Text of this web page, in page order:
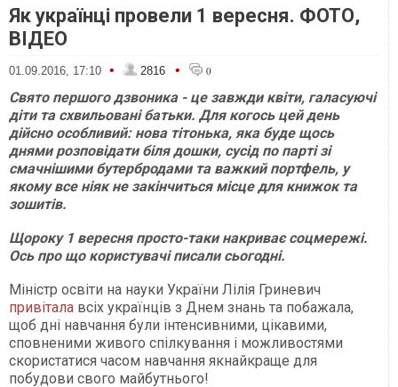
Як українці провели 1 вересня. ФОТО,
ВІДЕО
01.09.2016, 17:10 • 2816 • 0
Свято першого дзвоника - це завжди квіти, галасуючі
діти та схвильовані батьки. Для когось цей день
дійсно особливий: нова тітонька, яка буде щось
днями розповідати біля дошки, сусід по парті зі
смачнішими бутербродами та важкий портфель, у
якому все ніяк не закінчиться місце для книжок та
зошитів.
Щороку 1 вересня просто-таки накриває соцмережі.
Ось про що користувачі писали сьогодні.
Міністр освіти на науки України Лілія Гриневич
привітала всіх українців з Днем знань та побажала,
щоб дні навчання були інтенсивними, цікавими,
сповненими живого спілкування і можливостями
скористатися часом навчання якнайкраще для
побудови свого майбутнього!